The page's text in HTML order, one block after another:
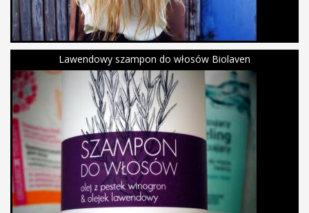
Lawendowy szampon do włosów Biolaven